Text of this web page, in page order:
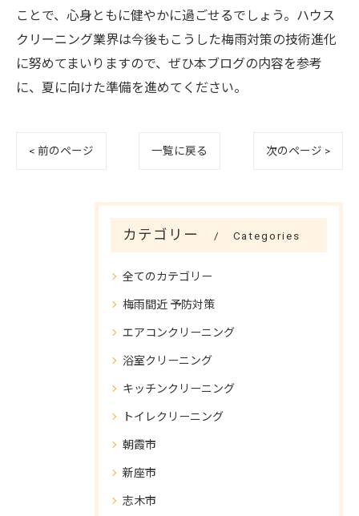
ことで、心身ともに健やかに過ごせるでしょう。ハウス
クリーニング業界は今後もこうした梅雨対策の技術進化
に努めてまいりますので、ぜひ本ブログの内容を参考
に、夏に向けた準備を進めてください。
< 前のページ 一覧に戻る 次のページ >
カテゴリー Categories
全てのカテゴリー
梅雨間近 予防対策
エアコンクリーニング
浴室クリーニング
キッチンクリーニング
トイレクリーニング
朝霞市
新座市
志木市